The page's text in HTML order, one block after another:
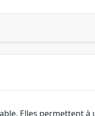
Elles permettent